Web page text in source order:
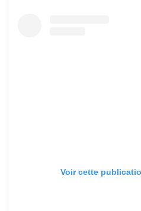
Voir cette